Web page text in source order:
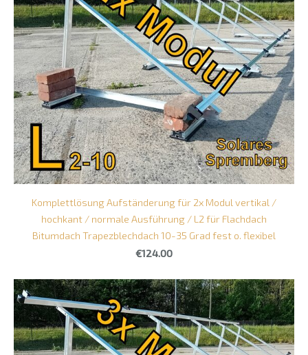
Komplettlösung Aufständerung für 2x Modul vertikal /
hochkant / normale Ausführung / L2 für Flachdach
Bitumdach Trapezblechdach 10-35 Grad fest o. flexibel
€124.00